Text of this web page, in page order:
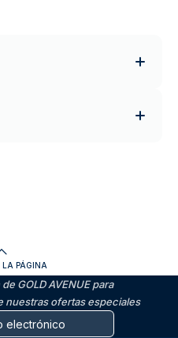
LA PÁGINA
GOLD AVENUE para
nuestras ofertas especiales